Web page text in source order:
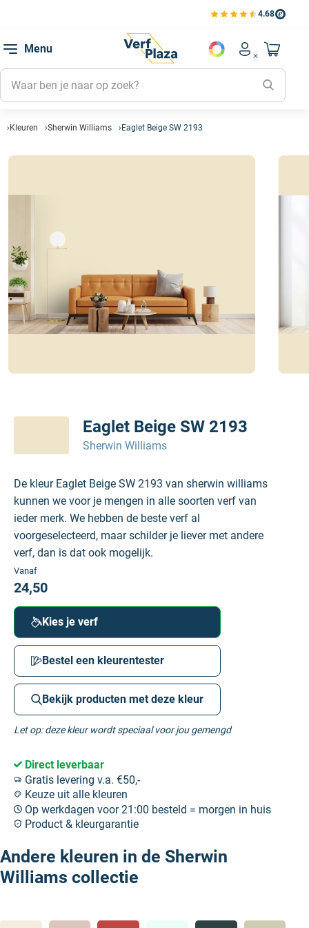
4.68
Bekijk de verfplaza
Menu
Account
Mijn
Mijn
Mijn
Naar
Kleuren Sherwin Williams Eaglet Beige SW 2193
Eaglet Beige SW 2193
Sherwin Williams
De kleur Eaglet Beige SW 2193 van sherwin williams
kunnen we voor je mengen in alle soorten verf van
ieder merk. We hebben de beste verf al
voorgeselecteerd, maar schilder je liever met andere
verf, dan is dat ook mogelijk.
Vanaf
24,50
Kies je verf
Bestel een kleurentester
Bekijk producten met deze kleur
Let op: deze kleur wordt speciaal voor jou gemengd
Direct leverbaar
Gratis levering v.a. €50,-
Keuze uit alle kleuren
Op werkdagen voor 21:00 besteld = morgen in huis
Product & kleurgarantie
Andere kleuren in de Sherwin
Williams collectie